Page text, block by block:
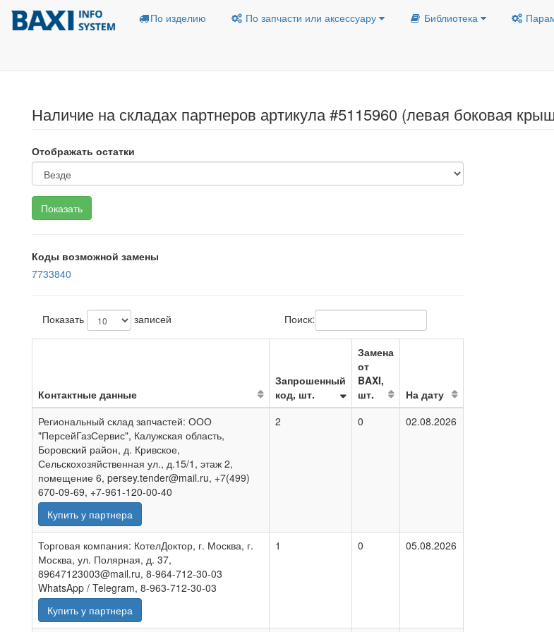
По изделию По запчасти или аксессуару Библиотека
Наличие на складах партнеров артикула #5115960 (левая боковая
Отображать остатки
Коды возможной замены
7733840
Показать записей Поиск:
Контактные данные
Запрошенный
код, шт.
Замена
от
BAXI,
шт.
На дату
Региональный склад запчастей: ООО
"ПерсейГазСервис", Калужская область,
Боровский район, д. Кривское,
Сельскохозяйственная ул., д.15/1, этаж 2,
помещение 6, persey.tender@mail.ru, +7(499)
670-09-69, +7-961-120-00-40
Купить у партнера
2 0 02.08.2026
Торговая компания: КотелДоктор, г. Москва, г.
Москва, ул. Полярная, д. 37,
89647123003@mail.ru, 8-964-712-30-03
WhatsApp / Telegram, 8-963-712-30-03
Купить у партнера
1 0 05.08.2026